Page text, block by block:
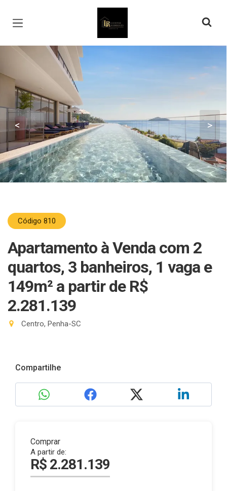
Página inicial
< >
Código 810
Apartamento à Venda com 2
quartos, 3 banheiros, 1 vaga e
149m² a partir de R$
2.281.139
Centro, Penha-SC
Compartilhe
Comprar
A partir de:
R$ 2.281.139